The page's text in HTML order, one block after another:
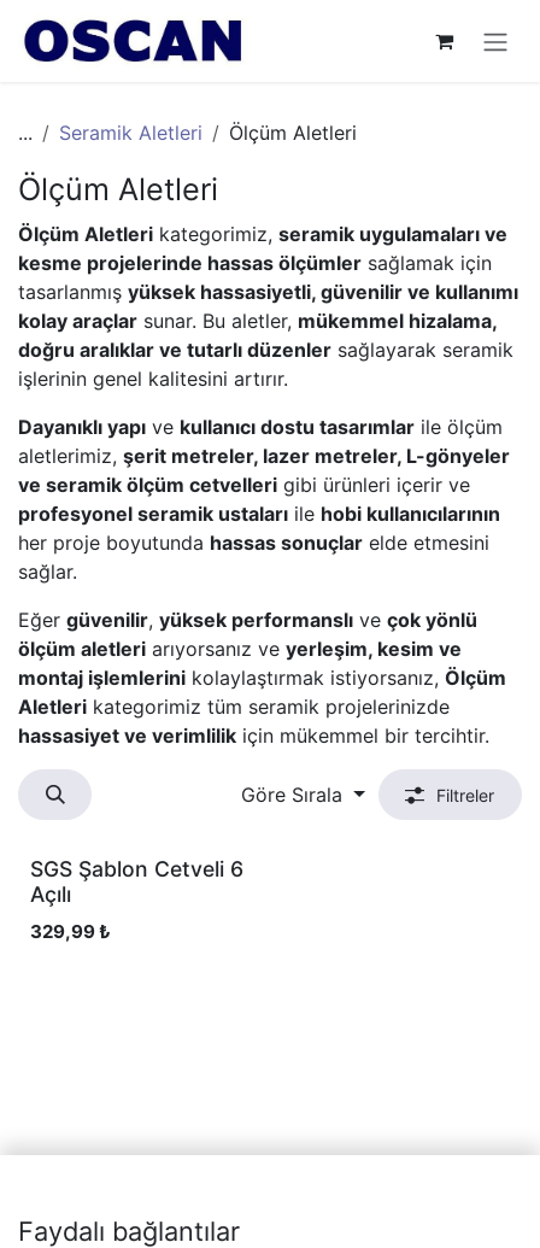
İçereği Atla
... Seramik Aletleri Ölçüm Aletleri
Ölçüm Aletleri
Ölçüm Aletleri kategorimiz, seramik uygulamaları ve
kesme projelerinde hassas ölçümler sağlamak için
tasarlanmış yüksek hassasiyetli, güvenilir ve kullanımı
kolay araçlar sunar. Bu aletler, mükemmel hizalama,
doğru aralıklar ve tutarlı düzenler sağlayarak seramik
işlerinin genel kalitesini artırır.
Dayanıklı yapı ve kullanıcı dostu tasarımlar ile ölçüm
aletlerimiz, şerit metreler, lazer metreler, L-gönyeler
ve seramik ölçüm cetvelleri gibi ürünleri içerir ve
profesyonel seramik ustaları ile hobi kullanıcılarının
her proje boyutunda hassas sonuçlar elde etmesini
sağlar.
Eğer güvenilir, yüksek performanslı ve çok yönlü
ölçüm aletleri arıyorsanız ve yerleşim, kesim ve
montaj işlemlerini kolaylaştırmak istiyorsanız, Ölçüm
Aletleri kategorimiz tüm seramik projelerinizde
hassasiyet ve verimlilik için mükemmel bir tercihtir.
Göre Sırala Filtreler
SGS Şablon Cetveli 6
Açılı
329,99₺
Faydalı bağlantılar